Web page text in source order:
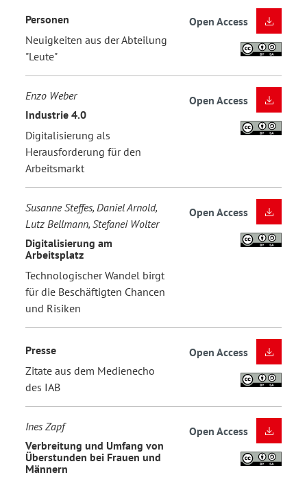
Personen
Neuigkeiten aus der Abteilung
"Leute"
Open Access
Enzo Weber
Industrie 4.0
Digitalisierung als
Herausforderung für den
Arbeitsmarkt
Open Access
Susanne Steffes, Daniel Arnold,
Lutz Bellmann, Stefanei Wolter
Digitalisierung am
Arbeitsplatz
Technologischer Wandel birgt
für die Beschäftigten Chancen
und Risiken
Open Access
Presse
Zitate aus dem Medienecho
des IAB
Open Access
Ines Zapf
Verbreitung und Umfang von
Überstunden bei Frauen und
Männern
Open Access